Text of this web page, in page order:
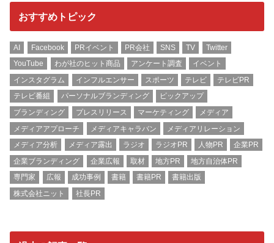
おすすめトピック
AI Facebook PRイベント PR会社 SNS TV
Twitter
YouTube
わが社のヒット商品 アンケート調査
イベント
インスタグラム
インフルエンサー スポーツ テレビ
テレビPR
テレビ番組
パーソナルブランディング
ピックアップ
ブランディング
プレスリリース マーケティング
メディア
メディアアプローチ
メディアキャラバン
メディアリレーション
メディア分析
メディア露出 ラジオ ラジオPR 人物PR
企業PR
企業ブランディング
企業広報 取材 地方PR
地方自治体PR
専門家
広報 成功事例 書籍 書籍PR
書籍出版
株式会社ニット
社長PR